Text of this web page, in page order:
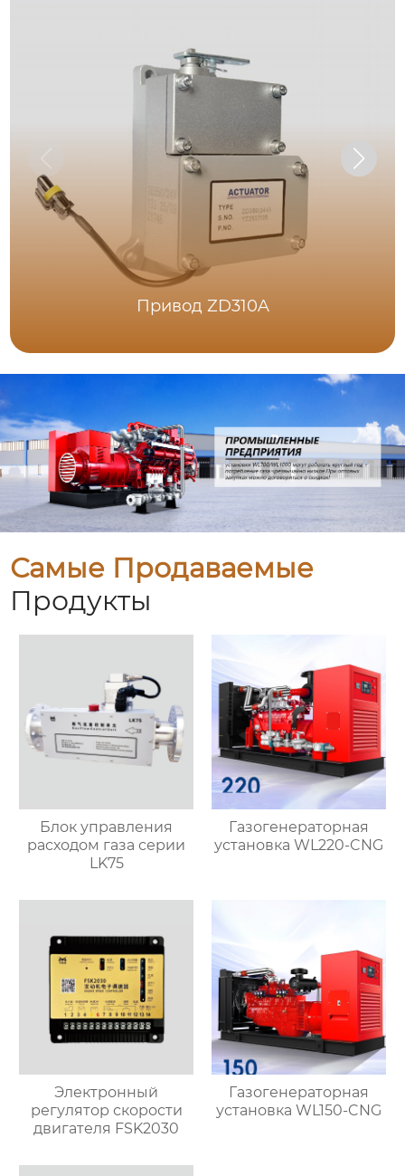
Привод ZD310A
Самые Продаваемые
Продукты
Блок управления
расходом газа серии
LK75
Газогенераторная
установка WL220-CNG
Электронный
регулятор скорости
двигателя FSK2030
Газогенераторная
установка WL150-CNG